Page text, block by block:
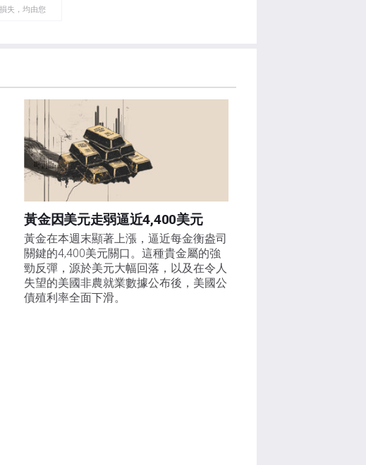
失，均由您
漏或任何損
資建議。
黃金因美元走弱逼近4,400美元
黃金在本週末顯著上漲，逼近每金衡盎司
關鍵的4,400美元關口。這種貴金屬的強
勁反彈，源於美元大幅回落，以及在令人
失望的美國非農就業數據公布後，美國公
債殖利率全面下滑。